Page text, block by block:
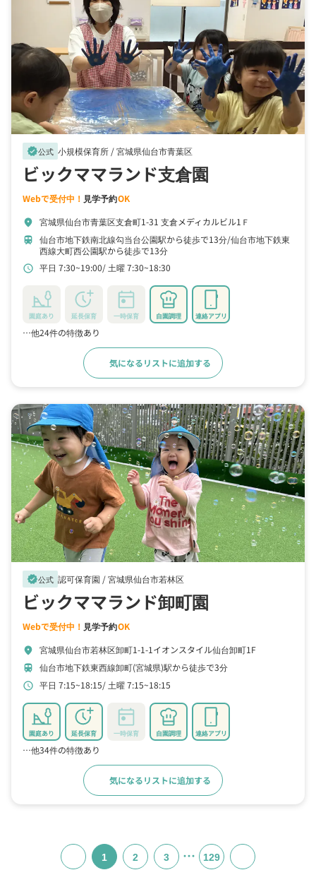
verified公式 小規模保育所 /宮城県仙台市青葉区
ビックママランド支倉園
Webで受付中！ 見学予約OK
location_on 宮城県仙台市青葉区支倉町1-31 支倉メディカルビル1Ｆ
train 仙台市地下鉄南北線勾当台公園駅から徒歩で13分 仙台市地下鉄東
西線大町西公園駅から徒歩で13分
schedule 平日 7:30~19:00 土曜 7:30~18:30
園庭あり 延長保育 一時保育 自園調理 連絡アプリ
…他24件の特徴あり
気になるリストに追加する
verified公式 認可保育園 /宮城県仙台市若林区
ビックママランド卸町園
Webで受付中！ 見学予約OK
location_on 宮城県仙台市若林区卸町1-1-1イオンスタイル仙台卸町1F
train 仙台市地下鉄東西線卸町(宮城県)駅から徒歩で3分
schedule 平日 7:15~18:15 土曜 7:15~18:15
園庭あり 延長保育 一時保育 自園調理 連絡アプリ
…他34件の特徴あり
気になるリストに追加する
1 2 3 … 129